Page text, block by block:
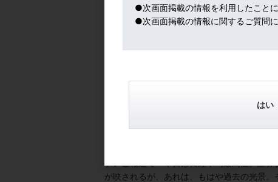
その結果、同じようなプログラムが使われ
場のゴールド・トレーダーも、人事異動で
さ」と嘆いていたことを思い出す。トレー
が映されるが、あれは、もはや過去の光景
●次画面掲載の情報を利用したこと
●次画面掲載の情報に関するご質問
はい